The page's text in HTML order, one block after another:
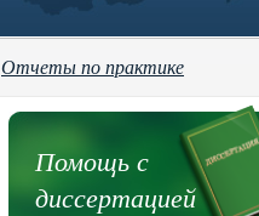
Отчеты по практике
Помощь с
диссертацией